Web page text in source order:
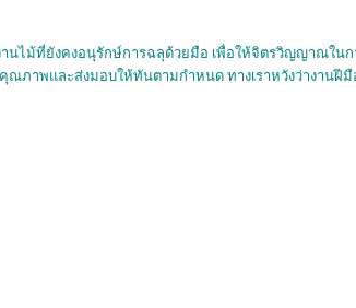
นไม้ที่ยังคงอนุรักษ์การฉลุด้วยมือ เพื่อให้จิตรวิญญาณใน
ภาพและส่งมอบให้ทันตามกำหนด ทางเราหวังว่างานฝี